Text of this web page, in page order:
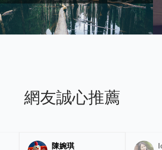
網友誠心推薦
陳婉琪